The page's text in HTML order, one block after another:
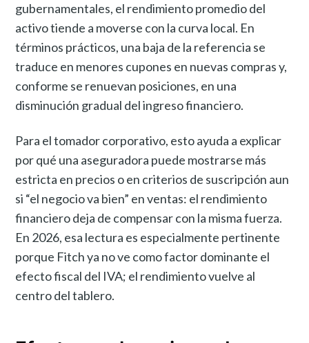
gubernamentales, el rendimiento promedio del
activo tiende a moverse con la curva local. En
términos prácticos, una baja de la referencia se
traduce en menores cupones en nuevas compras y,
conforme se renuevan posiciones, en una
disminución gradual del ingreso financiero.
Para el tomador corporativo, esto ayuda a explicar
por qué una aseguradora puede mostrarse más
estricta en precios o en criterios de suscripción aun
si “el negocio va bien” en ventas: el rendimiento
financiero deja de compensar con la misma fuerza.
En 2026, esa lectura es especialmente pertinente
porque Fitch ya no ve como factor dominante el
efecto fiscal del IVA; el rendimiento vuelve al
centro del tablero.